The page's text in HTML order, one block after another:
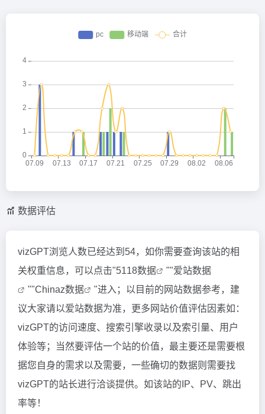
数据评估
vizGPT浏览人数已经达到54，如你需要查询该站的相
关权重信息，可以点击"5118数据 ""爱站数据
""Chinaz数据
"进入；以目前的网站数据参考，建
议大家请以爱站数据为准，更多网站价值评估因素如：
vizGPT的访问速度、搜索引擎收录以及索引量、用户
体验等；当然要评估一个站的价值，最主要还是需要根
据您自身的需求以及需要，一些确切的数据则需要找
vizGPT的站长进行洽谈提供。如该站的IP、PV、跳出
率等！